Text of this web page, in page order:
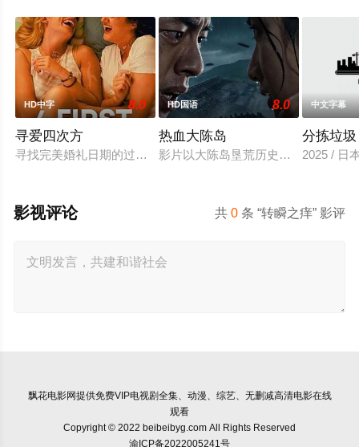
HD中字 8.0
寻爱四次方
寻找完美婚礼日期的过程，扎拉经历了一连串的冒险——并走向
HD国语 8.0
热血大陈岛
影片以大陈岛垦荒历史为创作底色，
中文字幕
分拣垃
2025 / 日
共0 条 “转瞬之痒” 影评
影视评论
飘花电影网提供免费VIP电视剧全集、动漫、综艺、无删减高清电影在线
观看
Copyright © 2022 beibeibyg.com All Rights Reserved
渝ICP备2022005241号